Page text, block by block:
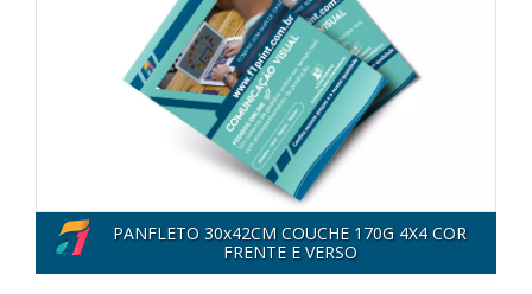
PANFLETO 30x42CM COUCHE 170G 4X4 COR
FRENTE E VERSO